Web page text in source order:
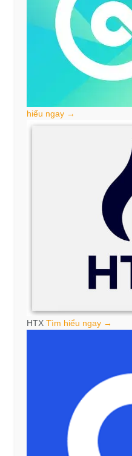
hiểu ngay →
HTX Tìm hiểu ngay →